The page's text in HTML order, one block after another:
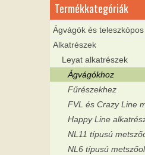
Termékkategóriák
Ágvágók és
Alkatrészek
Leyat alkatrészek
Ágvágókhoz
Fűrészekhez
FVL és Crazy Line
Happy Line
NL11 típusú
NL6 típusú